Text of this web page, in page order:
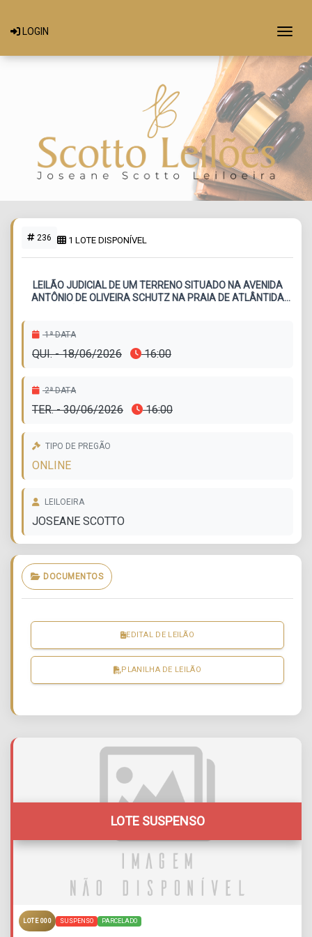
LOGIN
236 1 LOTE DISPONÍVEL
LEILÃO JUDICIAL DE UM TERRENO SITUADO NA AVENIDA
ANTÔNIO DE OLIVEIRA SCHUTZ NA PRAIA DE ATLÂNTIDA
1ª DATA
QUI. - 18/06/2026 16:00
2ª DATA
TER. - 30/06/2026 16:00
TIPO DE PREGÃO
ONLINE
LEILOEIRA
JOSEANE SCOTTO
DOCUMENTOS
EDITAL DE LEILÃO
PLANILHA DE LEILÃO
LOTE SUSPENSO
LOTE 000 SUSPENSO PARCELADO